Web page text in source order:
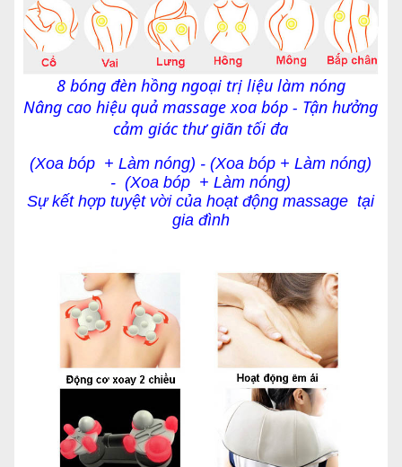
8 bóng đèn hồng ngoại trị liệu làm nóng
Nâng cao hiệu quả massage xoa bóp - Tận hưởng
cảm giác thư giãn tối đa
(Xoa bóp + Làm nóng) - (Xoa bóp + Làm nóng)
-(Xoa bóp + Làm nóng)
Sự kết hợp tuyệt vời của hoạt động massage tại
gia đình